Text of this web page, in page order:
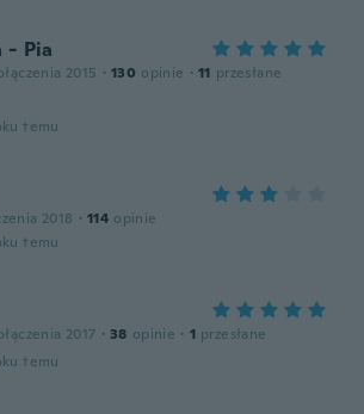
- Pia
2015 · 130 opinie · 11 przesłane
temu
2018 · 114 opinie
temu
2017 · 38 opinie · 1 przesłane
temu